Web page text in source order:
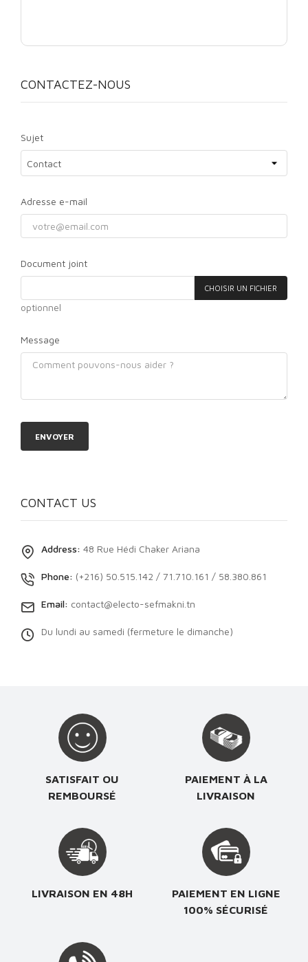
CONTACTEZ-NOUS
Sujet
Adresse e-mail
Document joint
CHOISIR UN FICHIER
optionnel
Message
CONTACT US
Address: 48 Rue Hédi Chaker Ariana
Phone: (+216) 50.515.142 / 71.710.161 / 58.380.861
Email: contact@electo-sefmakni.tn
Du lundi au samedi (fermeture le dimanche)
SATISFAIT OU
REMBOURSÉ
PAIEMENT À LA
LIVRAISON
LIVRAISON EN 48H
PAIEMENT EN LIGNE
100% SÉCURISÉ